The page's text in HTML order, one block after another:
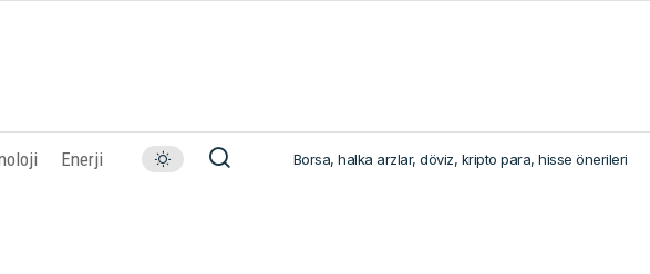
Enerji Borsa, halka arzlar, döviz, kripto para, hisse önerileri